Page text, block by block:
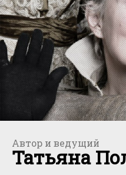
Автор и ведущий
Татьяна